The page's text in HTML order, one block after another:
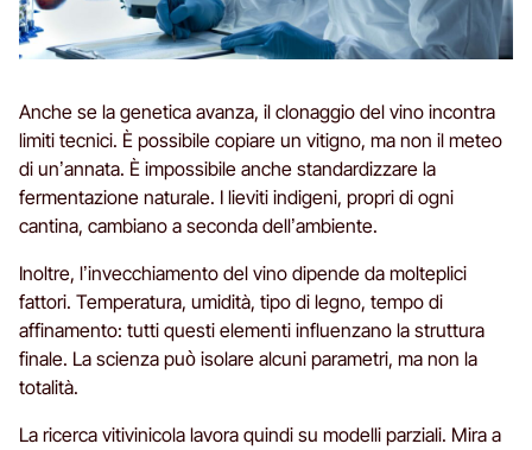
Anche se la genetica avanza, il clonaggio del vino incontra
limiti tecnici. È possibile copiare un vitigno, ma non il meteo
di un’annata. È impossibile anche standardizzare la
fermentazione naturale. I lieviti indigeni, propri di ogni
cantina, cambiano a seconda dell’ambiente.
Inoltre, l’invecchiamento del vino dipende da molteplici
fattori. Temperatura, umidità, tipo di legno, tempo di
affinamento: tutti questi elementi influenzano la struttura
finale. La scienza può isolare alcuni parametri, ma non la
totalità.
La ricerca vitivinicola lavora quindi su modelli parziali. Mira a